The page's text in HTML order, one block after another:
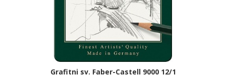
Grafitni sv. Faber-Castell 9000 12/1